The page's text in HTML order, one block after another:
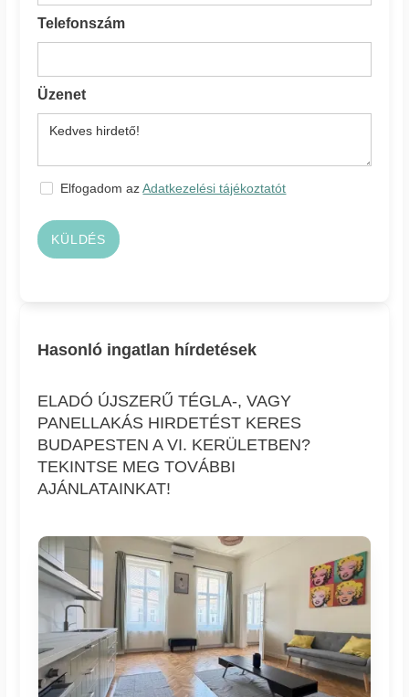
Telefonszám
Üzenet
Elfogadom azAdatkezelési tájékoztatót
KÜLDÉS
Hasonló ingatlan hírdetések
ELADÓ ÚJSZERŰ TÉGLA-, VAGY
PANELLAKÁS HIRDETÉST KERES
BUDAPESTEN A VI. KERÜLETBEN?
TEKINTSE MEG TOVÁBBI
AJÁNLATAINKAT!